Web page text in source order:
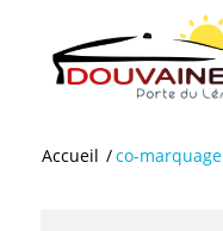
Accueil /co-marquage